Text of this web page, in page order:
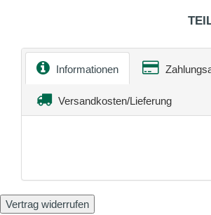
Informationen
Versandkosten/Lieferung
Vertrag widerrufen